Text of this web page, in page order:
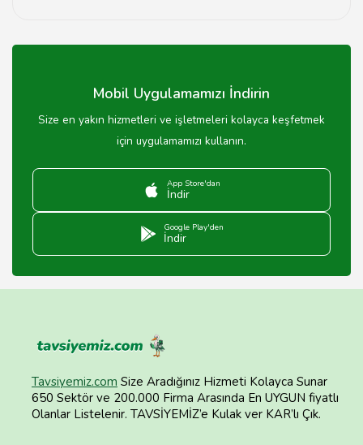
ürünleri bulunmaktadır.
Mobil Uygulamamızı İndirin
Size en yakın hizmetleri ve işletmeleri kolayca keşfetmek
için uygulamamızı kullanın.
App Store'dan
İndir
Google Play'den
İndir
Tavsiyemiz.com Size Aradığınız Hizmeti Kolayca Sunar
650 Sektör ve 200.000 Firma Arasında En UYGUN fiyatlı
Olanlar Listelenir. TAVSİYEMİZ’e Kulak ver KAR’lı Çık.